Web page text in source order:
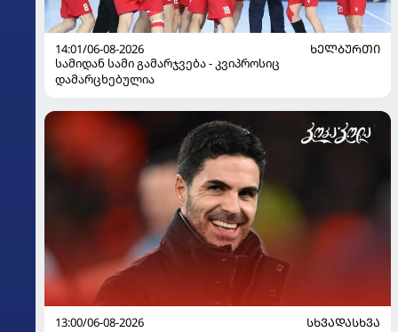
14:01/06-08-2026
ᲮᲔᲚᲑᲣᲠᲗᲘ
სამიდან სამი გამარჯვება - კვიპროსიც
დამარცხებულია
13:00/06-08-2026
ᲡᲮᲕᲐᲓᲐᲡᲮᲕᲐ